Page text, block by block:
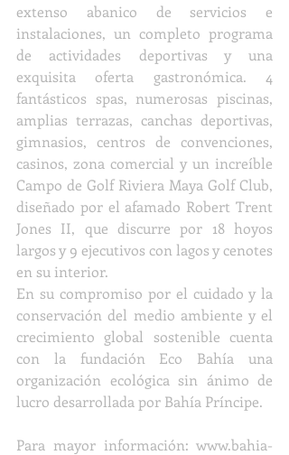
extenso abanico de servicios e
instalaciones, un completo programa
de actividades deportivas y una
exquisita oferta gastronómica. 4
fantásticos spas, numerosas piscinas,
amplias terrazas, canchas deportivas,
gimnasios, centros de convenciones,
casinos, zona comercial y un increíble
Campo de Golf Riviera Maya Golf Club,
diseñado por el afamado Robert Trent
Jones II, que discurre por 18 hoyos
largos y 9 ejecutivos con lagos y cenotes
en su interior.
En su compromiso por el cuidado y la
conservación del medio ambiente y el
crecimiento global sostenible cuenta
con la fundación Eco Bahía una
organización ecológica sin ánimo de
lucro desarrollada por Bahía Príncipe.
Para mayor información: www.bahia-